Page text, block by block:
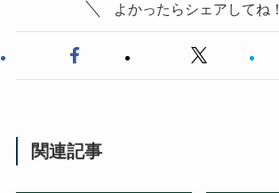
よかったらシェアしてね！
関連記事